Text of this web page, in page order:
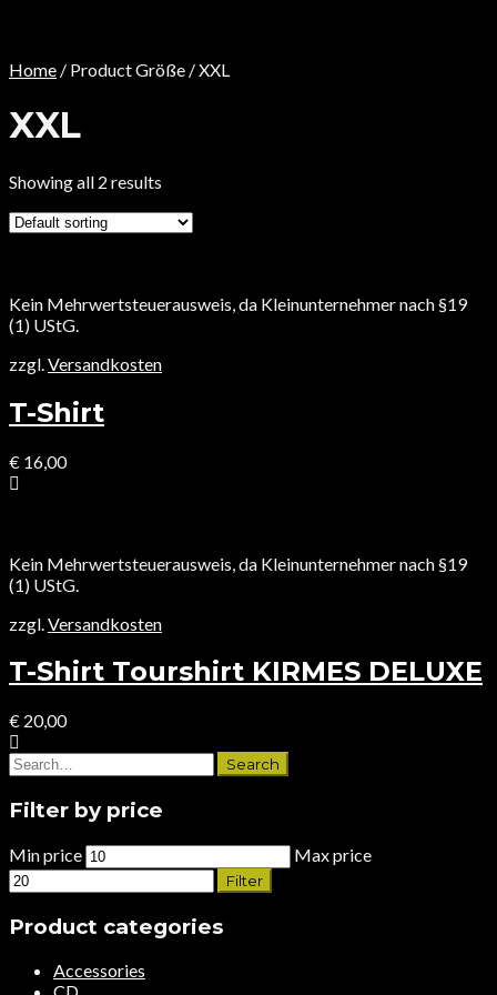
Home / Product Größe / XXL
XXL
Showing all 2 results
Kein Mehrwertsteuerausweis, da Kleinunternehmer nach §19
(1) UStG.
zzgl. Versandkosten
T-Shirt
€ 16,00
Kein Mehrwertsteuerausweis, da Kleinunternehmer nach §19
(1) UStG.
zzgl. Versandkosten
T-Shirt Tourshirt KIRMES DELUXE
€ 20,00
Filter by price
Min price Max price
Filter
Product categories
Accessories